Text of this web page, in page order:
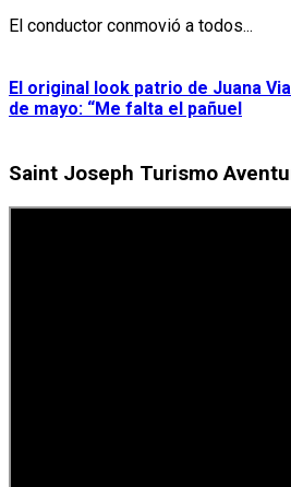
El conductor conmovió a todos...
El original look patrio de Juana
de mayo: “Me falta el pañuel
Saint Joseph Turismo